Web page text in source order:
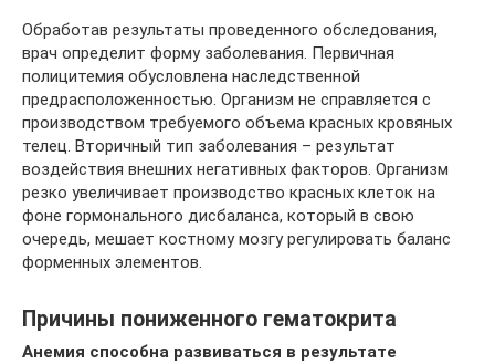
Обработав результаты проведенного обследования,
врач определит форму заболевания. Первичная
полицитемия обусловлена наследственной
предрасположенностью. Организм не справляется с
производством требуемого объема красных кровяных
телец. Вторичный тип заболевания – результат
воздействия внешних негативных факторов. Организм
резко увеличивает производство красных клеток на
фоне гормонального дисбаланса, который в свою
очередь, мешает костному мозгу регулировать баланс
форменных элементов.
Причины пониженного гематокрита
Анемия способна развиваться в результате